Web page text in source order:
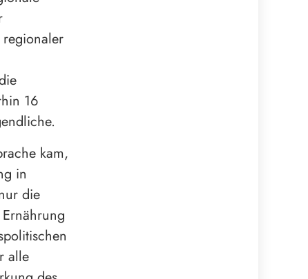
16
kam,
in
die
alle